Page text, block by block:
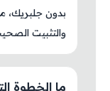
بدون جلبريك،
والتثبيت